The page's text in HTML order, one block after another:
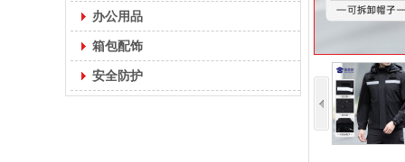
办公用品
箱包配饰
安全防护